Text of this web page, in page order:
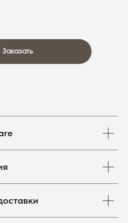
Заказать
КОНТАКТЫ
MAX